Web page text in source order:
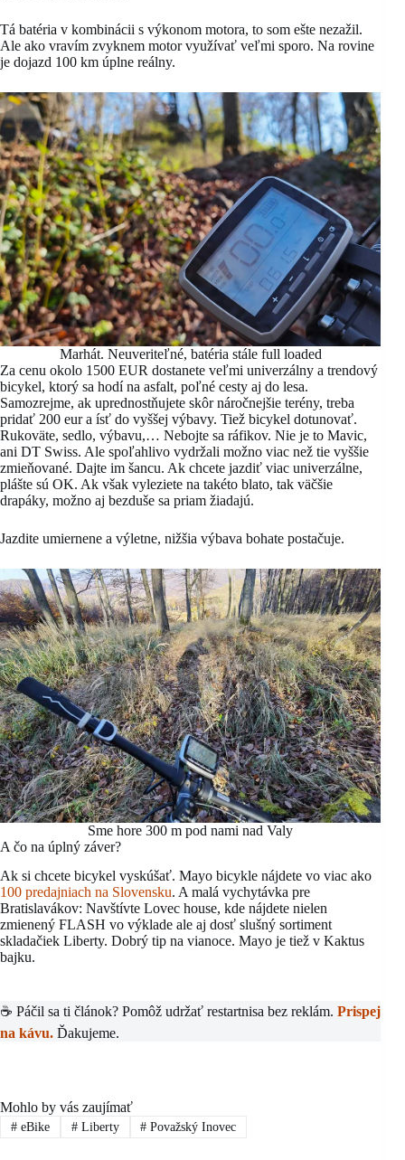
Tá batéria v kombinácii s výkonom motora, to som ešte nezažil.
Ale ako vravím zvyknem motor využívať veľmi sporo. Na rovine
je dojazd 100 km úplne reálny.
Marhát. Neuveriteľné, batéria stále full loaded
Za cenu okolo 1500 EUR dostanete veľmi univerzálny a trendový
bicykel, ktorý sa hodí na asfalt, poľné cesty aj do lesa.
Samozrejme, ak uprednostňujete skôr náročnejšie terény, treba
pridať 200 eur a ísť do vyššej výbavy. Tiež bicykel dotunovať.
Rukoväte, sedlo, výbavu,… Nebojte sa ráfikov. Nie je to Mavic,
ani DT Swiss. Ale spoľahlivo vydržali možno viac než tie vyššie
zmieňované. Dajte im šancu. Ak chcete jazdiť viac univerzálne,
plášte sú OK. Ak však vyleziete na takéto blato, tak väčšie
drapáky, možno aj bezduše sa priam žiadajú.
Jazdite umiernene a výletne, nižšia výbava bohate postačuje.
Sme hore 300 m pod nami nad Valy
A čo na úplný záver?
Ak si chcete bicykel vyskúšať. Mayo bicykle nájdete vo viac ako
100 predajniach na Slovensku. A malá vychytávka pre
Bratislavákov: Navštívte Lovec house, kde nájdete nielen
zmienený FLASH vo výklade ale aj dosť slušný sortiment
skladačiek Liberty. Dobrý tip na vianoce. Mayo je tiež v Kaktus
bajku.
☕ Páčil sa ti článok? Pomôž udržať restartnisa bez reklám. Prispej
na kávu. Ďakujeme.
Mohlo by vás zaujímať
#eBike #Liberty # Považský Inovec